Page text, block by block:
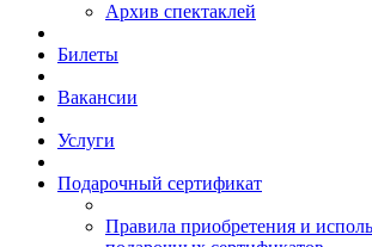
Архив спектаклей
Билеты
Вакансии
Услуги
Подарочный сертификат
Правила приобретения и